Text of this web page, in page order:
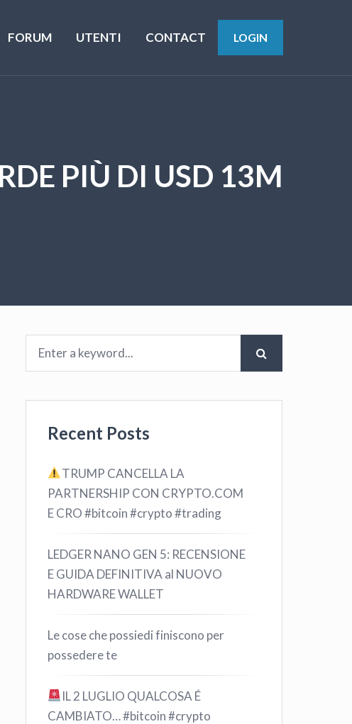
FORUM UTENTI CONTACT LOGIN
PIÙ DI USD 13M
Recent Posts
TRUMP CANCELLA LA
PARTNERSHIP CON CRYPTO.COM
E CRO #bitcoin #crypto #trading
LEDGER NANO GEN 5: RECENSIONE
E GUIDA DEFINITIVA al NUOVO
HARDWARE WALLET
Le cose che possiedi finiscono per
possedere te
IL 2 LUGLIO QUALCOSA É
CAMBIATO… #bitcoin #crypto